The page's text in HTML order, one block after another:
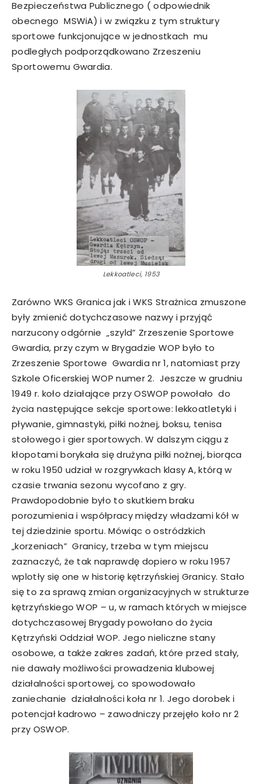
Bezpieczeństwa Publicznego ( odpowiednik
obecnego MSWiA) i w związku z tym struktury
sportowe funkcjonujące w jednostkach mu
podległych podporządkowano Zrzeszeniu
Sportowemu Gwardia.
Lekkoatleci, 1953
Zarówno WKS Granica jak i WKS Strażnica zmuszone
były zmienić dotychczasowe nazwy i przyjąć
narzucony odgórnie „szyld” Zrzeszenie Sportowe
Gwardia, przy czym w Brygadzie WOP było to
Zrzeszenie Sportowe Gwardia nr 1, natomiast przy
Szkole Oficerskiej WOP numer 2. Jeszcze w grudniu
1949 r. koło działające przy OSWOP powołało do
życia następujące sekcje sportowe: lekkoatletyki i
pływanie, gimnastyki, piłki nożnej, boksu, tenisa
stołowego i gier sportowych. W dalszym ciągu z
kłopotami borykała się drużyna piłki nożnej, biorąca
w roku 1950 udział w rozgrywkach klasy A, którą w
czasie trwania sezonu wycofano z gry.
Prawdopodobnie było to skutkiem braku
porozumienia i współpracy między władzami kół w
tej dziedzinie sportu. Mówiąc o ostródzkich
„korzeniach” Granicy, trzeba w tym miejscu
zaznaczyć, że tak naprawdę dopiero w roku 1957
wplotły się one w historię kętrzyńskiej Granicy. Stało
się to za sprawą zmian organizacyjnych w strukturze
kętrzyńskiego WOP – u, w ramach których w miejsce
dotychczasowej Brygady powołano do życia
Kętrzyński Oddział WOP. Jego nieliczne stany
osobowe, a także zakres zadań, które przed stały,
nie dawały możliwości prowadzenia klubowej
działalności sportowej, co spowodowało
zaniechanie działalności koła nr 1. Jego dorobek i
potencjał kadrowo – zawodniczy przejęło koło nr 2
przy OSWOP.